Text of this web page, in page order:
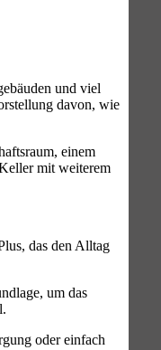
und viel
davon, wie
einem
mit weiterem
das den Alltag
um das
oder einfach